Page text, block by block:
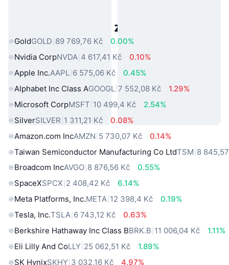
Populární aktiva z reálného světa
GoldGOLD 89 769,76 Kč
0.00%
Nvidia CorpNVDA 4 617,41 Kč
0.10%
Apple Inc.AAPL 6 575,06 Kč
0.45%
Alphabet Inc Class AGOOGL 7 552,08 Kč
1.29%
Microsoft CorpMSFT 10 499,4 Kč
2.54%
SilverSILVER 1 311,21 Kč
0.08%
Amazon.com IncAMZN 5 730,07 Kč
0.14%
Taiwan Semiconductor Manufacturing Co LtdTSM 8
Broadcom IncAVGO 8 876,56 Kč
0.55%
SpaceXSPCX 2 408,42 Kč
6.14%
Meta Platforms, Inc.META 12 398,4 Kč
0.19%
Tesla, Inc.TSLA 6 743,12 Kč
0.63%
Berkshire Hathaway Inc Class BBRK.B 11 006,04 Kč
1.11%
Eli Lilly And CoLLY 25 062,51 Kč
1.89%
SK HynixSKHY 3 032,16 Kč
4.97%